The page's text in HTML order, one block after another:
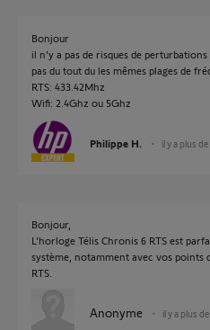
Bonjour
il n'y a pas de risques de
pas du tout du les mêmes plages de
RTS: 433.42Mhz
Wifi: 2.4Ghz ou 5Ghz
Philippe H. il y a plus
Bonjour,
L'horloge Télis Chronis 6 RTS est
système, notamment avec vos points
RTS.
Anonyme il y a plus